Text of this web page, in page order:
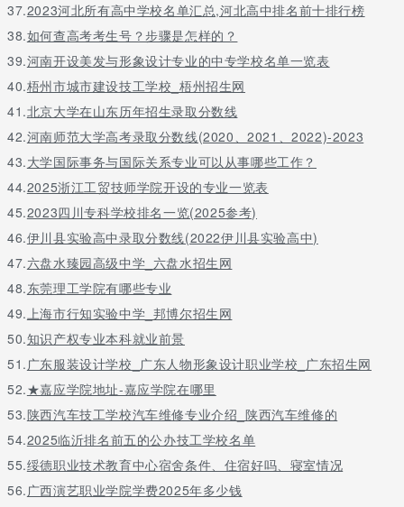
37.2023河北所有高中学校名单汇总,河北高中排名前十排行榜
38.如何查高考考生号？步骤是怎样的？
39.河南开设美发与形象设计专业的中专学校名单一览表
40.梧州市城市建设技工学校_梧州招生网
41.北京大学在山东历年招生录取分数线
42.河南师范大学高考录取分数线(2020、2021、2022)-2023
43.大学国际事务与国际关系专业可以从事哪些工作？
44.2025浙江工贸技师学院开设的专业一览表
45.2023四川专科学校排名一览(2025参考)
46.伊川县实验高中录取分数线(2022伊川县实验高中)
47.六盘水臻园高级中学_六盘水招生网
48.东莞理工学院有哪些专业
49.上海市行知实验中学_邦博尔招生网
50.知识产权专业本科就业前景
51.广东服装设计学校_广东人物形象设计职业学校_广东招生网
52.★嘉应学院地址-嘉应学院在哪里
53.陕西汽车技工学校汽车维修专业介绍_陕西汽车维修的
54.2025临沂排名前五的公办技工学校名单
55.绥德职业技术教育中心宿舍条件、住宿好吗、寝室情况
56.广西演艺职业学院学费2025年多少钱